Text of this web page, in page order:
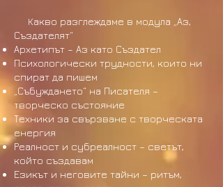
Какво разглеждаме в модула „Аз,
Създателят“
Архетипът – Аз като Създател
Психологически трудности, които ни
спират да пишем
„Събуждането“ на Писателя –
творческо състояние
Техники за свързване с творческата
енергия
Реалност и субреалност – светът,
който създавам
Езикът и неговите тайни – ритъм,